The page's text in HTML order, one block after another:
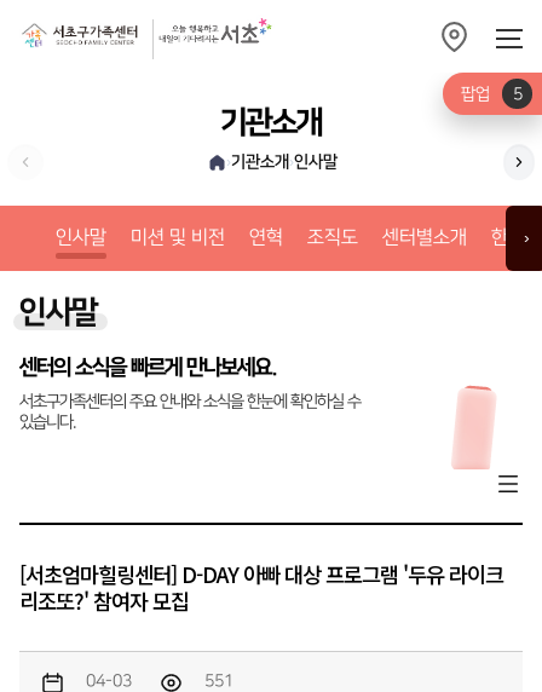
기관소개
›기관소개 ›인사말 미
인사말 미션 및 비전 연혁 조직도 센터별소개 한눈›
인사말
센터의 소식을 빠르게 만나보세요.
서초구가족센터의 주요 안내와 소식을 한눈에 확인하실 수
있습니다.
[서초엄마힐링센터] D-DAY 아빠 대상 프로그램 '두유 라이크
리조또?' 참여자 모집
04-03 551
팝업 5